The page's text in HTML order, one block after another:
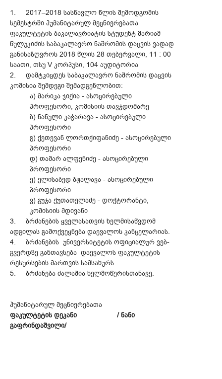
1.
2017–2018 სასწავლო წლის შემოდგომის
სემესტრში ჰუმანიტარულ მეცნიერებათა
ფაკულტეტის ბაკალავრიატის სტუდენტ მარიამ
წულუკიძის საბაკალავრო ნაშრომის დაცვის ვადად
განისაზღვროს 2018 წლის 28 თებერვალი, 11 : 00
საათი, თსუ V კორპუსი, 104 აუდიტორია
2.
დამტკიცდეს საბაკალავრო ნაშრომის დაცვის
კომისია შემდეგი შემადგენლობით:
ა) მარიკა ჯიქია - ასოცირებული
პროფესორი, კომისიის თავჯდომარე
ბ) ნანული კაჭარავა - ასოცირებული
პროფესორი
გ) ქეთევან ლორთქიფანიძე - ასოცირებული
პროფესორი
დ) თამარ ალფენიძე - ასოცირებული
პროფესორი
ე) ელისაბედ ბჟალავა - ასოცირებული
პროფესორი
ვ) გუჯა ქუთათელაძე - დოქტორანტი,
კომისიის მდივანი
3.
ბრძანების ყველასათვის ხელმისაწვდომ
ადგილას გამოქვეყნება დაევალოს კანცელარიას.
4.
ბრძანების უნივერსიტეტის ოფიციალურ ვებ-
გვერდზე განთავსება დაევალოს ფაკულტეტის
რესურსების მართვის სამსახურს.
5.
ბრძანება ძალაშია ხელმოწერისთანავე.
ჰუმანიტარულ მეცნიერებათა
ფაკულტეტის დეკანი
/ ნანი
გაფრინდაშვილი/